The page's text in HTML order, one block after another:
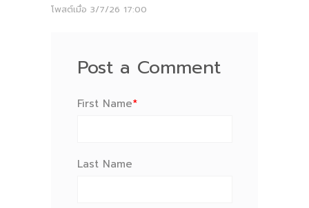
โพสต์เมื่อ 3/7/26 17:00
Post a Comment
First Name*
Last Name